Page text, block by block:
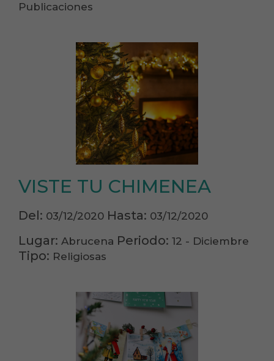
Publicaciones
VISTE TU CHIMENEA
Del: 03/12/2020 Hasta: 03/12/2020
Lugar: Abrucena Periodo: 12 - Diciembre
Tipo: Religiosas